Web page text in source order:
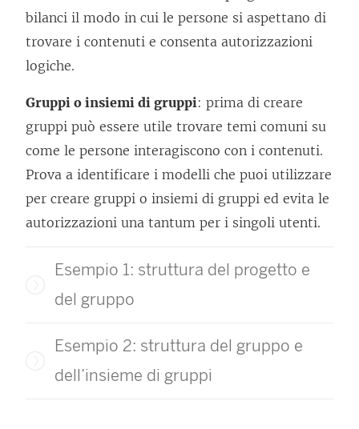
bilanci il modo in cui le persone si aspettano di
trovare i contenuti e consenta autorizzazioni
logiche.
Gruppi o insiemi di gruppi: prima di creare
gruppi può essere utile trovare temi comuni su
come le persone interagiscono con i contenuti.
Prova a identificare i modelli che puoi utilizzare
per creare gruppi o insiemi di gruppi ed evita le
autorizzazioni una tantum per i singoli utenti.
Esempio 1: struttura del progetto e
del gruppo
Esempio 2: struttura del gruppo e
dell’insieme di gruppi